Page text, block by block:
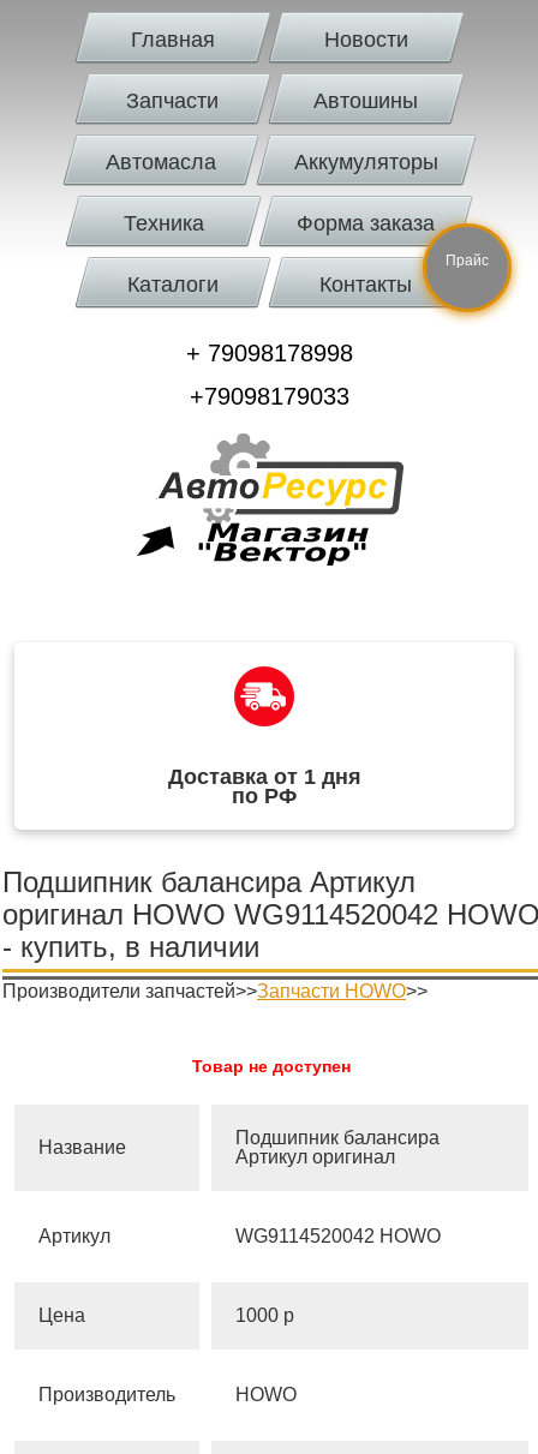
Главная Новости
Запчасти Автошины
Автомасла Аккумуляторы
Техника Форма заказа
Каталоги Контакты
+ 79098178998
+79098179033
Доставка от 1 дня
по РФ
Подшипник балансира Артикул
оригинал HOWO WG9114520042
- купить, в наличии
Производители запчастей>>Запчасти HOWO>>
Товар не доступен
Название
Подшипник балансира
Артикул оригинал
Артикул WG9114520042 HOWO
Цена 1000 р
Производитель HOWO
Прайс